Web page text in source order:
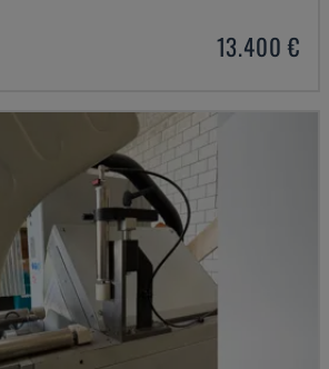
13.400 €